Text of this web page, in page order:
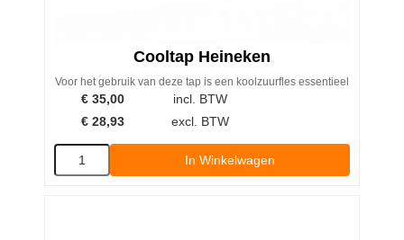
Cooltap Heineken
Voor het gebruik van deze tap is een koolzuurfles essentieel
€ 35,00
incl. BTW
€ 28,93 excl. BTW
In Winkelwagen